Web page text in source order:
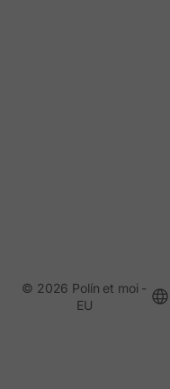
© 2026 Polín et moi -
EU